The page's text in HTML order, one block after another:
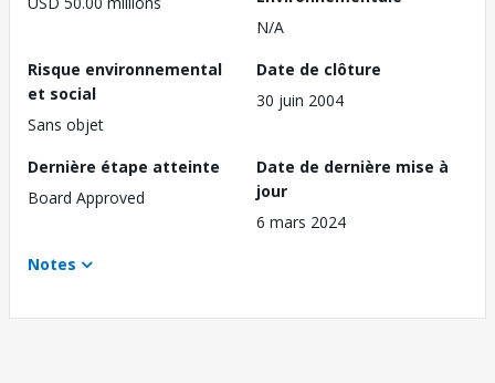
N/A
Risque environnemental
et social
Sans objet
Date de clôture
30 juin 2004
Dernière étape atteinte
Board Approved
Date de dernière mise à
jour
6 mars 2024
Notes